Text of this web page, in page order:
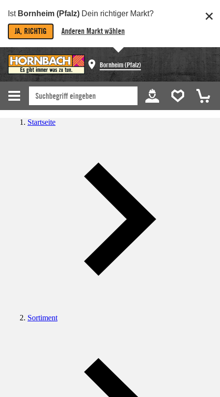
Ist Bornheim (Pfalz) Dein richtiger Markt?
JA, RICHTIG Anderen Markt wählen
Bornheim (Pfalz)
Startseite
Sortiment